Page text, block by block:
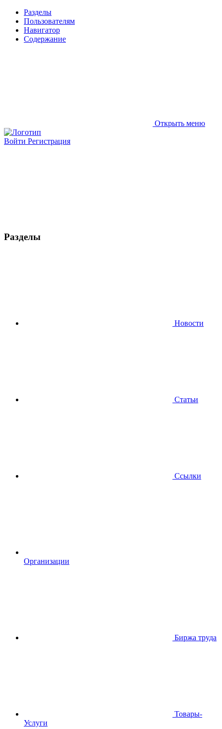
Разделы
Пользователям
Навигатор
Содержание
Открыть меню
Войти Регистрация
Разделы
Новости
Статьи
Ссылки
Организации
Биржа труда
Товары-
Услуги